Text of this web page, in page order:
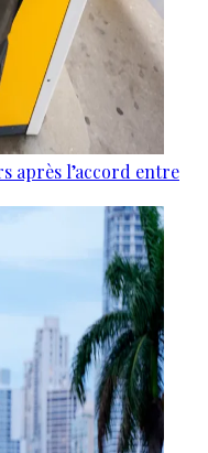
après l’accord entre